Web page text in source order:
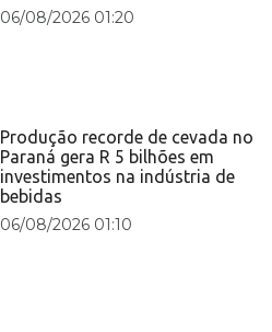
06/08/2026 01:20
Produção recorde de cevada no
Paraná gera R 5 bilhões em
investimentos na indústria de
bebidas
06/08/2026 01:10